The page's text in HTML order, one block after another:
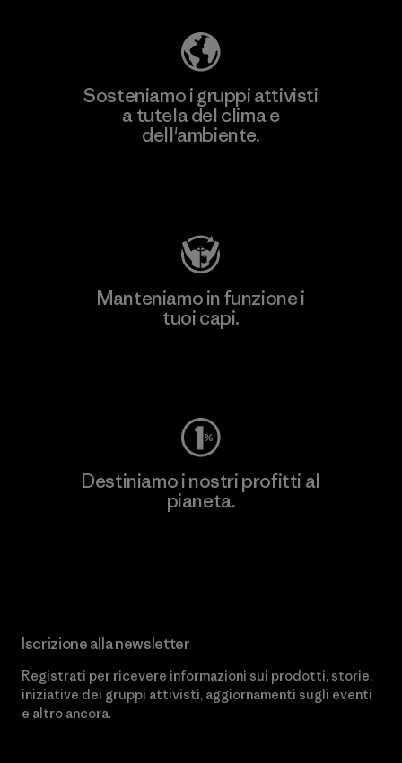
Sosteniamo i gruppi attivisti
a tutela del clima e
dell'ambiente.
Manteniamo in funzione i
tuoi capi.
Destiniamo i nostri profitti al
pianeta.
Iscrizione alla newsletter
Registrati per ricevere informazioni sui prodotti, storie,
iniziative dei gruppi attivisti, aggiornamenti sugli eventi
e altro ancora.